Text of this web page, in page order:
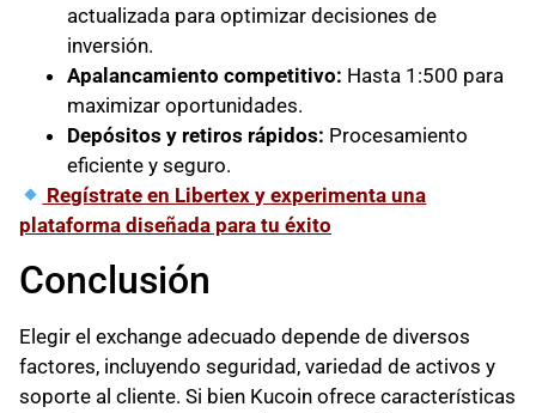
actualizada para optimizar decisiones de
inversión.
Apalancamiento competitivo: Hasta 1:500 para
maximizar oportunidades.
Depósitos y retiros rápidos: Procesamiento
eficiente y seguro.
Regístrate en Libertex y experimenta una
plataforma diseñada para tu éxito
Conclusión
Elegir el exchange adecuado depende de diversos
factores, incluyendo seguridad, variedad de activos y
soporte al cliente. Si bien Kucoin ofrece características